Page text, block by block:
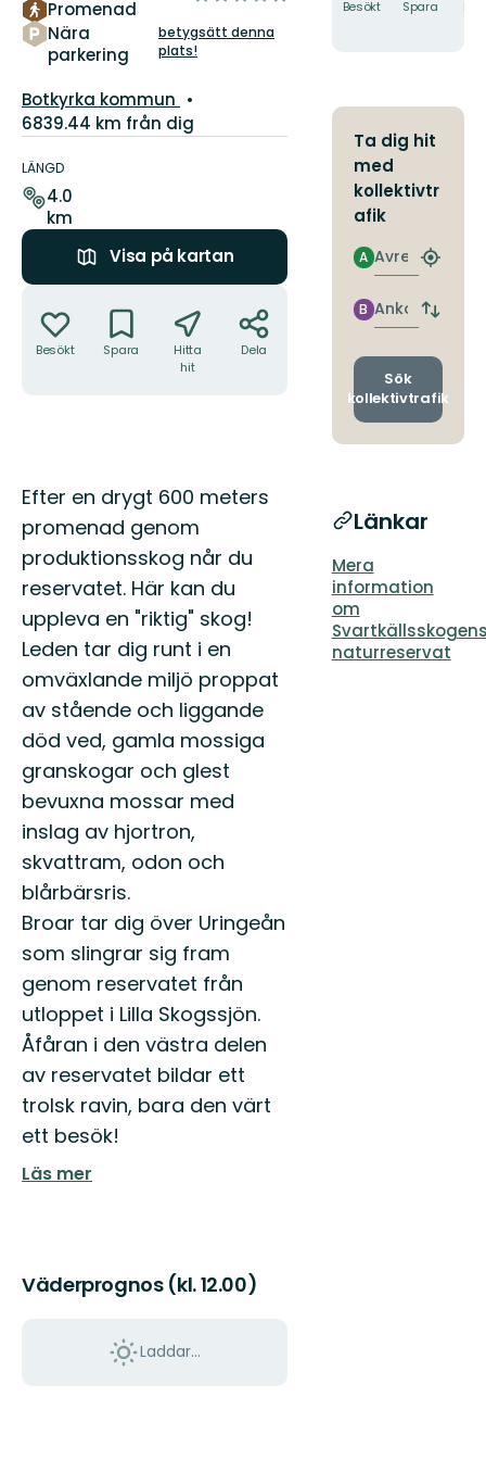
Promenad
Nära
parkering
stjärnor
betygsätt denna
plats!
Guide:
Botkyrka kommun
6839.44 km från dig
om
leden
LÄNGD
4.0
km
Visa på kartan
Besökt Spara
Hitta
hit
Dela
Beskrivning
Efter en drygt 600 meters
promenad genom
produktionsskog når du
reservatet. Här kan du
uppleva en "riktig" skog!
Leden tar dig runt i en
omväxlande miljö proppat
av stående och liggande
död ved, gamla mossiga
granskogar och glest
bevuxna mossar med
inslag av hjortron,
skvattram, odon och
blårbärsris.
Broar tar dig över Uringeån
som slingrar sig fram
genom reservatet från
utloppet i Lilla Skogssjön.
Åfåran i den västra delen
av reservatet bildar ett
trolsk ravin, bara den värt
ett besök!
Läs mer
Väderprognos (kl. 12.00)
Laddar...
Besökt Spara
Ta dig hit
med
kollektivtr
afik
Avresa
A
Hitta
Ankomst
B
Byt
och
Sök
kollektivtrafik
Länkar
Mera
information
om
naturreservat